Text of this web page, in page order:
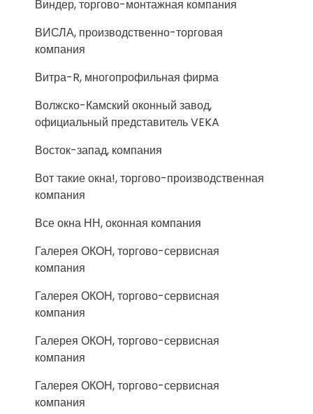
Виндер, торгово-монтажная компания
ВИСЛА, производственно-торговая
компания
Витра-R, многопрофильная фирма
Волжско-Камский оконный завод,
официальный представитель VEKA
Восток-запад, компания
Вот такие окна!, торгово-производственная
компания
Все окна НН, оконная компания
Галерея ОКОН, торгово-сервисная
компания
Галерея ОКОН, торгово-сервисная
компания
Галерея ОКОН, торгово-сервисная
компания
Галерея ОКОН, торгово-сервисная
компания